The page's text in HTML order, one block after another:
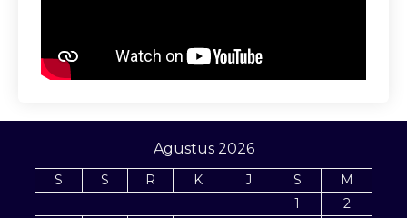
Agustus 2026
S S R K J S
M
1
2